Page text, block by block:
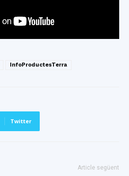
InfoProductesTerra
Twitter
Article següent